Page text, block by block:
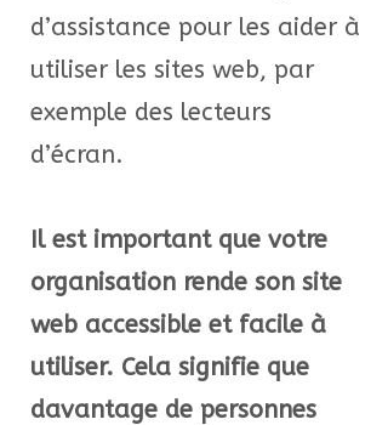
d’assistance pour les aider à
utiliser les sites web, par
exemple des lecteurs
d’écran.
Il est important que votre
organisation rende son site
web accessible et facile à
utiliser. Cela signifie que
davantage de personnes